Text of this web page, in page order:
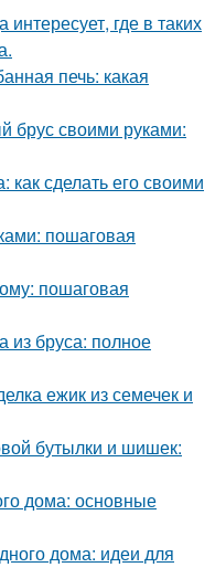
где в таких
печь: какая
брус своими руками:
сделать его своими
пошаговая
пошаговая
из бруса: полное
ежик из семечек и
бутылки и шишек:
дома: основные
дома: идеи для